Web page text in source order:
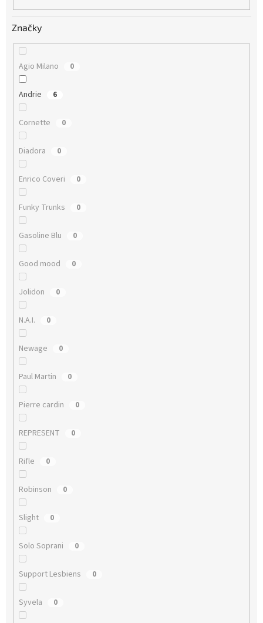
Značky
Agio Milano 0
Andrie 6
Cornette 0
Diadora 0
Enrico Coveri 0
Funky Trunks 0
Gasoline Blu 0
Good mood 0
Jolidon 0
N.A.I. 0
Newage 0
Paul Martin 0
Pierre cardin 0
REPRESENT 0
Rifle 0
Robinson 0
Slight 0
Solo Soprani 0
Support Lesbiens 0
Syvela 0